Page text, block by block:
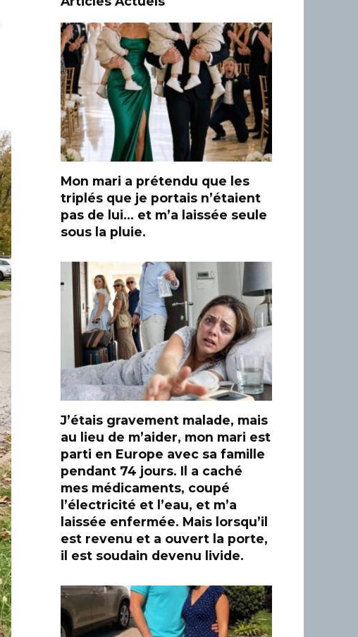
Mon mari a prétendu que les
triplés que je portais n’étaient
pas de lui… et m’a laissée seule
sous la pluie.
J’étais gravement malade, mais
au lieu de m’aider, mon mari est
parti en Europe avec sa famille
pendant 74 jours. Il a caché
mes médicaments, coupé
l’électricité et l’eau, et m’a
laissée enfermée. Mais lorsqu’il
est revenu et a ouvert la porte,
il est soudain devenu livide.